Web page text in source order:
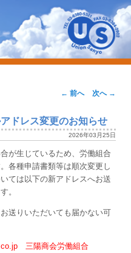
投
ナ
ビ
ゲ
ー
ョ
← 前へ 次へ →
ドレス変更のお知らせ
2026年03月25日
が生じているため、労働組合
各種申請書類等は順次変更し
ては以下の新アドレスへお送
。
送りいただいても届かない可
三陽商会労働組合